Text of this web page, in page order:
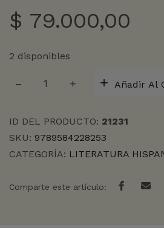
$ 79.000,00
2 disponibles
DE
JERUSALEN
cantidad
Añadir Al
ID DEL PRODUCTO: 21231
SKU: 9789584228253
CATEGORÍA: LITERATURA
Comparte este artículo: